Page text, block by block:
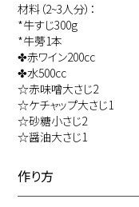
材料（2~3人分）：
*牛すじ300g
*牛蒡1本
✤赤ワイン200cc
✤水500cc
☆赤味噌大さじ2
☆ケチャップ大さじ1
☆砂糖小さじ2
☆醤油大さじ1
作り方